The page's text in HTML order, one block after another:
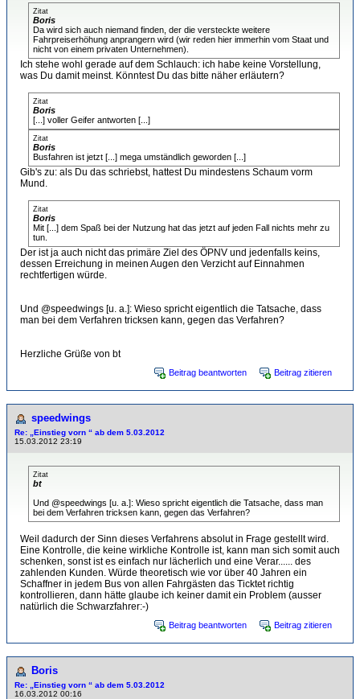
Zitat
Boris
Da wird sich auch niemand finden, der die versteckte weitere
Fahrpreiserhöhung anprangern wird (wir reden hier immerhin vom Staat und
nicht von einem privaten Unternehmen).
Ich stehe wohl gerade auf dem Schlauch: ich habe keine Vorstellung,
was Du damit meinst. Könntest Du das bitte näher erläutern?
Zitat
Boris
[...] voller Geifer antworten [...]
Zitat
Boris
Busfahren ist jetzt [...] mega umständlich geworden [...]
Gib's zu: als Du das schriebst, hattest Du mindestens Schaum vorm
Mund.
Zitat
Boris
Mit [...] dem Spaß bei der Nutzung hat das jetzt auf jeden Fall nichts mehr zu
tun.
Der ist ja auch nicht das primäre Ziel des ÖPNV und jedenfalls keins,
dessen Erreichung in meinen Augen den Verzicht auf Einnahmen
rechtfertigen würde.
Und @speedwings [u. a.]: Wieso spricht eigentlich die Tatsache, dass
man bei dem Verfahren tricksen kann, gegen das Verfahren?
Herzliche Grüße von bt
Beitrag beantworten Beitrag zitieren
speedwings
Re: „Einstieg vorn “ ab dem 5.03.2012
15.03.2012 23:19
Zitat
bt
Und @speedwings [u. a.]: Wieso spricht eigentlich die Tatsache, dass man
bei dem Verfahren tricksen kann, gegen das Verfahren?
Weil dadurch der Sinn dieses Verfahrens absolut in Frage gestellt wird.
Eine Kontrolle, die keine wirkliche Kontrolle ist, kann man sich somit auch
schenken, sonst ist es einfach nur lächerlich und eine Verar...... des
zahlenden Kunden. Würde theoretisch wie vor über 40 Jahren ein
Schaffner in jedem Bus von allen Fahrgästen das Ticktet richtig
kontrollieren, dann hätte glaube ich keiner damit ein Problem (ausser
natürlich die Schwarzfahrer:-)
Beitrag beantworten Beitrag zitieren
Boris
Re: „Einstieg vorn “ ab dem 5.03.2012
16.03.2012 00:16